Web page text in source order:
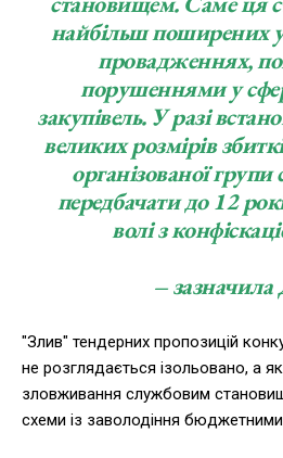
найбільш поширених
провадженнях,
порушеннями у
закупівель. У разі
великих розмірів
організованої
передбачати до 12
волі з
– зазначила
"Злив" тендерних пропозицій
не розглядається ізольовано, а
зловживання службовим
схеми із заволодіння